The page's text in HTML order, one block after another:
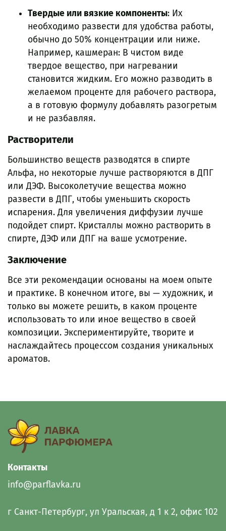
Твердые или вязкие компоненты: Их
необходимо развести для удобства работы,
обычно до 50% концентрации или ниже.
Например, кашмеран: В чистом виде
твердое вещество, при нагревании
становится жидким. Его можно разводить в
желаемом проценте для рабочего раствора,
а в готовую формулу добавлять разогретым
и не разбавляя.
Растворители
Большинство веществ разводятся в спирте
Альфа, но некоторые лучше растворяются в ДПГ
или ДЭФ. Высоколетучие вещества можно
развести в ДПГ, чтобы уменьшить скорость
испарения. Для увеличения диффузии лучше
подойдет спирт. Кристаллы можно растворить в
спирте, ДЭФ или ДПГ на ваше усмотрение.
Заключение
Все эти рекомендации основаны на моем опыте
и практике. В конечном итоге, вы — художник, и
только вы можете решить, в каком проценте
использовать то или иное вещество в своей
композиции. Экспериментируйте, творите и
наслаждайтесь процессом создания уникальных
ароматов.
Контакты
info@parflavka.ru
г Санкт-Петербург, ул Уральская, д 1 к 2, офис 102